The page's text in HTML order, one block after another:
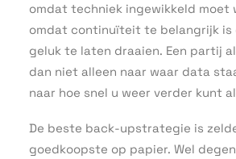
omdat techniek ingewikkeld moet
omdat continuïteit te belangrijk is
geluk te laten draaien. Een partij
dan niet alleen naar waar data
naar hoe snel u weer verder kunt
De beste back-upstrategie is
goedkoopste op papier. Wel